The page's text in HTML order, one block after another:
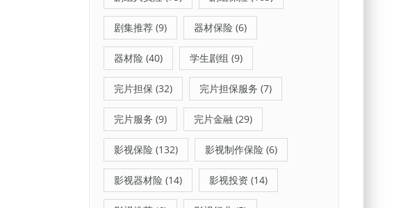
剧集推荐 (9) 器材保险 (6)
器材险 (40) 学生剧组 (9)
完片担保 (32) 完片担保服务 (7)
完片服务 (9) 完片金融 (29)
影视保险 (132) 影视制作保险 (6)
影视器材险 (14) 影视投资 (14)